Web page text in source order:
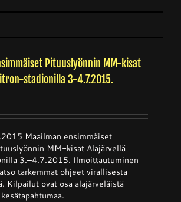
Pituuslyönnin MM-kisat
stadionilla 3-4.7.2015.
Maailman ensimmäiset
MM-kisat Alajärvellä
3.–4.7.2015. Ilmoittautuminen
tarkemmat ohjeet virallisesta
Kilpailut ovat osa alajärveläistä